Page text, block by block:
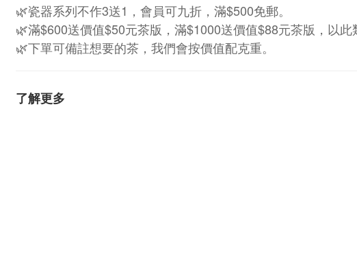
🌿瓷器系列不作3送1，會員可九折，滿$500免郵。
🌿滿$600送價值$50元茶版，滿$1000送價值$88元茶版，以此
🌿下單可備註想要的茶，我們會按價值配克重。
了解更多